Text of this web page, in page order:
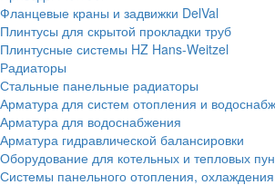
Фланцевые краны и задвижки DelVal
Плинтусы для скрытой прокладки труб
Плинтусные системы HZ Hans-Weitzel
Радиаторы
Стальные панельные радиаторы
Арматура для систем отопления и
Арматура для водоснабжения
Арматура гидравлической балансировки
Оборудование для котельных и тепловых
Системы панельного отопления,